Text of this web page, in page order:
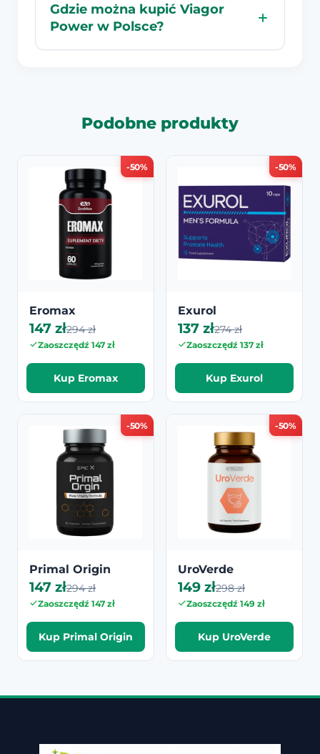
Gdzie można kupić Viagor
Power w Polsce?
Podobne produkty
-50%
Eromax
147 zł294 zł
Zaoszczędź 147 zł
Kup Eromax
-50%
Exurol
137 zł274 zł
Zaoszczędź 137 zł
Kup Exurol
-50%
Primal Origin
147 zł294 zł
Zaoszczędź 147 zł
Kup Primal Origin
-50%
UroVerde
149 zł298 zł
Zaoszczędź 149 zł
Kup UroVerde